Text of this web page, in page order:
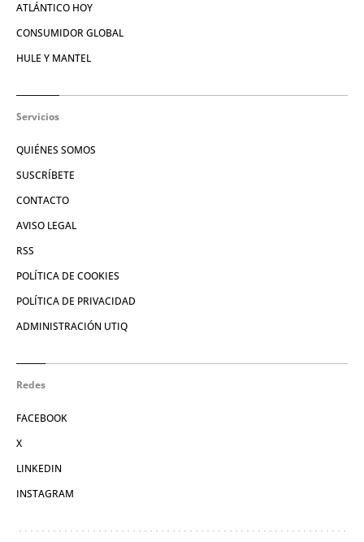
ATLÁNTICO HOY
CONSUMIDOR GLOBAL
HULE Y MANTEL
Servicios
QUIÉNES SOMOS
SUSCRÍBETE
CONTACTO
AVISO LEGAL
RSS
POLÍTICA DE COOKIES
POLÍTICA DE PRIVACIDAD
ADMINISTRACIÓN UTIQ
Redes
FACEBOOK
X
LINKEDIN
INSTAGRAM